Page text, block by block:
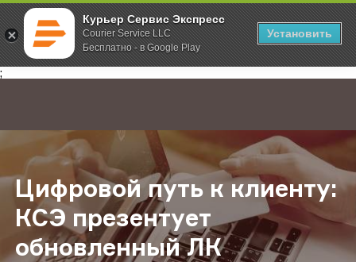
Курьер Сервис Экспресс
Courier Service LLC
Бесплатно - в Google Play
Установить
;
Главная О компании Новости Цифровой путь к клиенту: КСЭ
Цифровой путь к клиенту:
КСЭ презентует
обновленный ЛК